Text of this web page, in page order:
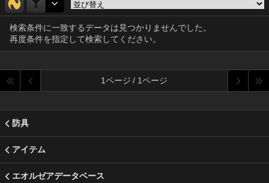
検索条件に一致するデータは見つかりませんでした。
再度条件を指定して検索してください。
1ページ / 1ページ
防具
アイテム
エオルゼアデータベース